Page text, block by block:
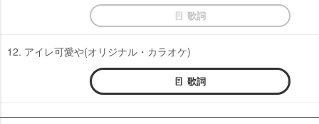
歌詞
12. アイレ可愛や(オリジナル・カラオケ)
歌詞